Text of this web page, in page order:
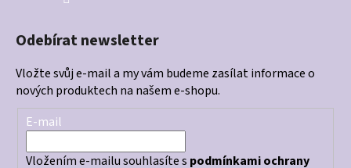
Odebírat newsletter
Vložte svůj e-mail a my vám budeme zasílat informace o
nových produktech na našem e-shopu.
E-mail
Vložením e-mailu souhlasíte s podmínkami ochrany